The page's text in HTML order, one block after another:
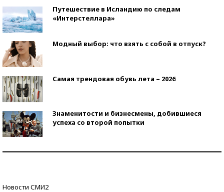
Путешествие в Исландию по следам
«Интерстеллара»
Модный выбор: что взять с собой в отпуск?
Самая трендовая обувь лета – 2026
Знаменитости и бизнесмены, добившиеся
успеха со второй попытки
Новости СМИ2